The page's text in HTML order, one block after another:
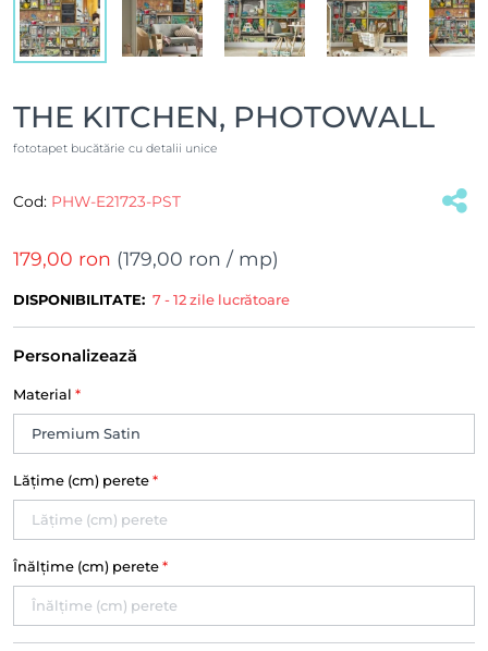
THE KITCHEN, PHOTOWALL
fototapet bucătărie cu detalii unice
Cod: PHW-E21723-PST
179,00 ron (179,00 ron / mp)
DISPONIBILITATE: 7 - 12 zile lucrătoare
Personalizează
Material *
Lățime (cm) perete *
Înălțime (cm) perete *